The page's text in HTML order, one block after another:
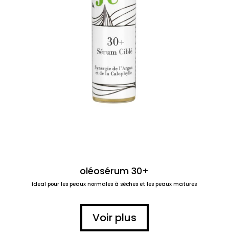
oléosérum 30+
Ideal pour les peaux normales à sèches et les peaux matures
Voir plus